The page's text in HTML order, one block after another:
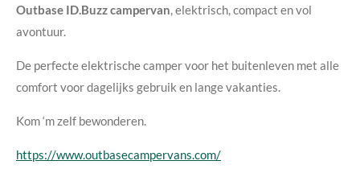
Outbase ID.Buzz campervan, elektrisch, compact en vol
avontuur.
De perfecte elektrische camper voor het buitenleven met alle
comfort voor dagelijks gebruik en lange vakanties.
Kom ‘m zelf bewonderen.
https://www.outbasecampervans.com/